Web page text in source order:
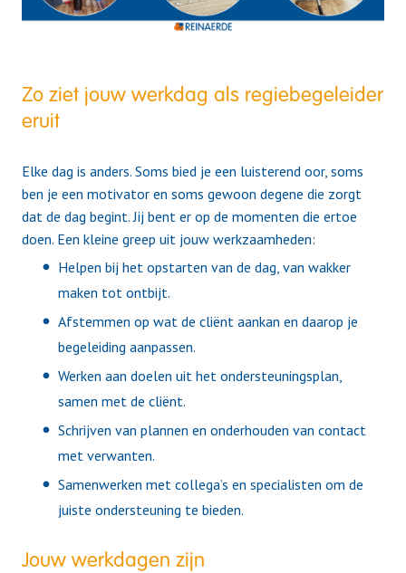
Zo ziet jouw werkdag als regiebegeleider
eruit
Elke dag is anders. Soms bied je een luisterend oor, soms
ben je een motivator en soms gewoon degene die zorgt
dat de dag begint. Jij bent er op de momenten die ertoe
doen. Een kleine greep uit jouw werkzaamheden:
Helpen bij het opstarten van de dag, van wakker
maken tot ontbijt.
Afstemmen op wat de cliënt aankan en daarop je
begeleiding aanpassen.
Werken aan doelen uit het ondersteuningsplan,
samen met de cliënt.
Schrijven van plannen en onderhouden van contact
met verwanten.
Samenwerken met collega’s en specialisten om de
juiste ondersteuning te bieden.
Jouw werkdagen zijn